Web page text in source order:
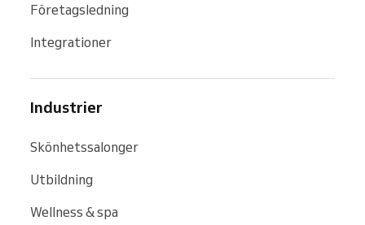
Företagsledning
Integrationer
Industrier
Skönhetssalonger
Utbildning
Wellness & spa